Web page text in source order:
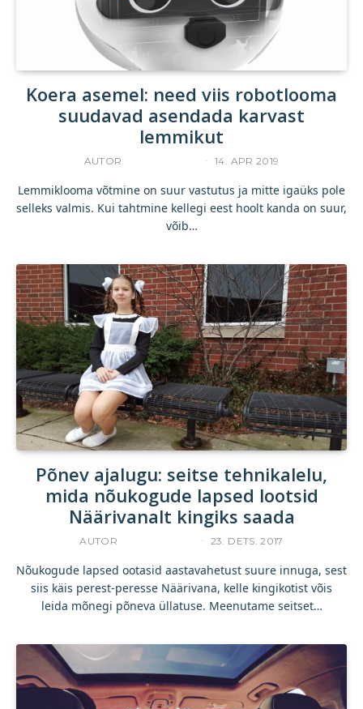
Koera asemel: need viis robotlooma
suudavad asendada karvast
lemmikut
AUTOR 14. APR 2019
Lemmiklooma võtmine on suur vastutus ja mitte igaüks pole
selleks valmis. Kui tahtmine kellegi eest hoolt kanda on suur,
võib…
Põnev ajalugu: seitse tehnikalelu,
mida nõukogude lapsed lootsid
Näärivanalt kingiks saada
AUTOR 23. DETS. 2017
Nõukogude lapsed ootasid aastavahetust suure innuga, sest
siis käis perest-peresse Näärivana, kelle kingikotist võis
leida mõnegi põneva üllatuse. Meenutame seitset…